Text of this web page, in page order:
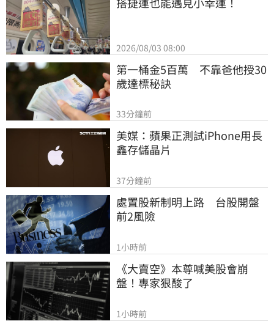
2026/08/03 08:00
第一桶金5百萬　不靠爸他授30
歲達標秘訣
33分鐘前
美媒：蘋果正測試iPhone用長
鑫存儲晶片
37分鐘前
處置股新制明上路　台股開盤
前2風險
1小時前
《大賣空》本尊喊美股會崩
盤！專家狠酸了
1小時前